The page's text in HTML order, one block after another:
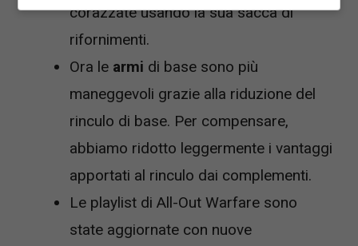
corazzate usando la sua sacca di
rifornimenti.
Ora le armi di base sono più
maneggevoli grazie alla riduzione del
rinculo di base. Per compensare,
abbiamo ridotto leggermente i vantaggi
apportati al rinculo dai complementi.
Le playlist di All-Out Warfare sono
state aggiornate con nuove